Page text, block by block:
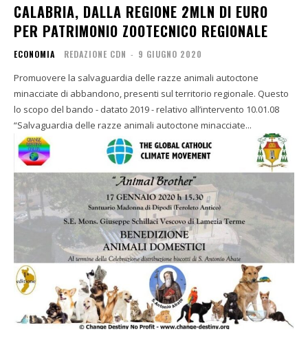
CALABRIA, DALLA REGIONE 2MLN DI EURO
PER PATRIMONIO ZOOTECNICO REGIONALE
ECONOMIA REDAZIONE CDN - 9 GIUGNO 2020
Promuovere la salvaguardia delle razze animali autoctone
minacciate di abbandono, presenti sul territorio regionale. Questo
lo scopo del bando - datato 2019 - relativo all’intervento 10.01.08
“Salvaguardia delle razze animali autoctone minacciate...